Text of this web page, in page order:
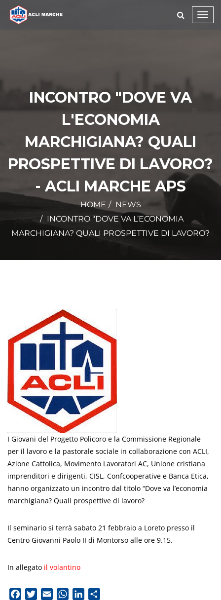
INCONTRO "DOVE VA
L'ECONOMIA
MARCHIGIANA? QUALI
PROSPETTIVE DI LAVORO?
- ACLI MARCHE APS
HOME
NEWS
INCONTRO “DOVE VA L’ECONOMIA
MARCHIGIANA? QUALI PROSPETTIVE DI LAVORO?
I Giovani del Progetto Policoro e la Commissione Regionale
per il lavoro e la pastorale sociale in collaborazione con ACLI,
Azione Cattolica, Movimento Lavoratori AC, Unione cristiana
imprenditori e dirigenti, CISL, Confcooperative e Banca Etica,
hanno organizzato un incontro dal titolo “Dove va l’economia
marchigiana? Quali prospettive di lavoro?
Il seminario si terrà sabato 21 febbraio a Loreto presso il
Centro Giovanni Paolo II di Montorso alle ore 9.15.
In allegato il volantino
FacebookTwitterEmail WhatsApp
LinkedIn